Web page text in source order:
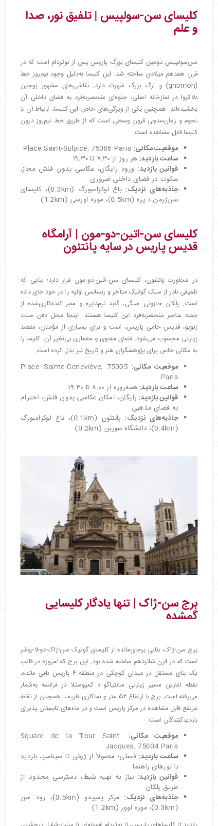
کلیسای سن-سولپیس | تلفیق نور، صدا
و علم
سن‌سولپیس دومین کلیسای بزرگ پاریس پس از نوتردام است که در
قرن هفدهم میلادی ساخته شد. این کلیسا به‌دلیل وجود نیم‌روز خط
(gnomon) و ارگ بزرگ شهرت دارد. نقاشی‌های مشهور یوجین
دلاکروا در نمازخانه اصلی، جلوه‌ای منحصر‌به‌فرد به فضای داخلی آن
بخشیده‌اند. همچنین یکی از ویژگی‌های خاص این کلیسا، ارتباط آن با
نجوم و زمان‌سنجی قرون وسطی است که از طریق خط نیم‌روز درون
کلیسا قابل مشاهده است.
موقعیت مکانی: Place Saint-Sulpice, 75006 Paris
ساعت بازدید: هر روز از ۷:۳۰ تا ۱۹:۳۰
قوانین بازدید: ورود رایگان، عکاسی بدون فلش مجاز،
سکوت در فضای داخلی ضروری
جاذبه‌های نزدیک:
باغ لوکزامبورگ (0.3km)، کلیسای
سن‌ژرمن د پره (0.5km)، موزه اورسی (1.2km)
کلیسای سن-اتین-دو-مون | آرامگاه
قدیس پاریس در سایه پانتئون
در مجاورت پانتئون، کلیسای سن-اتین-دو-مون قرار دارد؛ بنایی که
تلفیقی نادر از سبک گوتیک متأخر و رنسانس اولیه را در خود جای داده
است. پلکان حلزونی سنگی، گنبد نیم‌دایره و منبر کنده‌کاری‌شده از
جمله عناصر منحصربه‌فرد این کلیسا هستند. اینجا محل دفن سنت
ژنویو، قدیس حامی پاریس، است و برای بسیاری از مؤمنان، مقصد
زیارتی محسوب می‌شود. فضای معنوی و معماری بی‌نظیر آن، کلیسا را
به مکانی خاص برای پژوهشگران هنر و تاریخ نیز بدل کرده است.
موقعیت مکانی: Place Sainte-Geneviève, 75005
Paris
ساعت بازدید: همه‌روزه از ۸:۰۰ تا ۱۹:۳۰
قوانین بازدید: رایگان، امکان عکاسی بدون فلش، احترام
به فضای مذهبی
جاذبه‌های نزدیک:
پانتئون (0.1km)، باغ لوکزامبورگ
(0.4km)، دانشگاه سوربن (0.2km)
برج سن-ژاک | تنها یادگار کلیسایی
گمشده
برج سن-ژاک، بنایی برجای‌مانده از کلیسای گوتیک سن-ژاک-دو-لا-بوشر
است که در قرن شانزدهم ساخته شده بود. این برج که امروزه در قالب
یک بنای مستقل در میدان کوچکی در منطقه ۴ پاریس باقی مانده،
نقطه آغازین مسیر زیارتی سانتیاگو د کمپوستلا در فرانسه به‌شمار
می‌رفته است. برج با ارتفاع ۵۲ متر و نماکاری ظریف، همچنان از نقاط
مرتفع قابل مشاهده در مرکز پاریس است و در ماه‌های تابستان پذیرای
بازدیدکنندگان است.
موقعیت مکانی: Square de la Tour Saint-
Jacques, 75004 Paris
ساعت بازدید: فصلی؛ معمولاً از ژوئن تا سپتامبر، بازدید
با تورهای راهنما
قوانین بازدید: نیاز به تهیه بلیط، دسترسی محدود از
طریق پلکان
جاذبه‌های نزدیک:
مرکز پمپیدو (0.5km)، رود سن
(0.3km)، موزه لوور (1.2km)